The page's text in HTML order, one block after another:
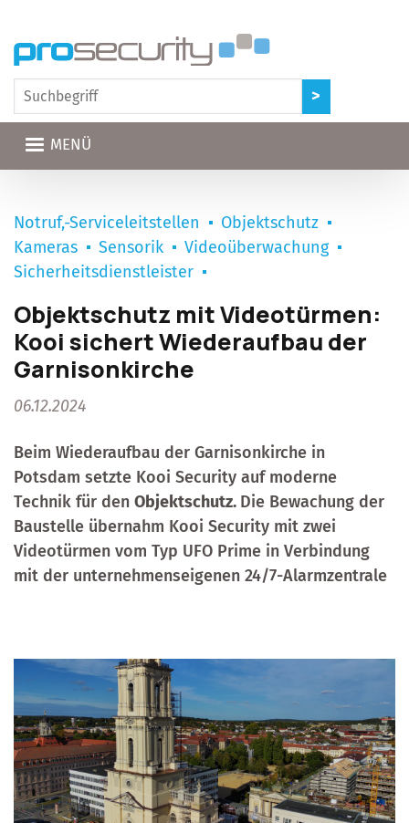
MENÜ
Notruf,-Serviceleitstellen
Objektschutz
Kameras
Sensorik
Videoüberwachung
Sicherheitsdienstleister
Objektschutz mit Videotürmen:
Kooi sichert Wiederaufbau der
Garnisonkirche
06.12.2024
Beim Wiederaufbau der Garnisonkirche in
Potsdam setzte Kooi Security auf moderne
Technik für den Objektschutz. Die Bewachung der
Baustelle übernahm Kooi Security mit zwei
Videotürmen vom Typ UFO Prime in Verbindung
mit der unternehmenseigenen 24/7-Alarmzentrale